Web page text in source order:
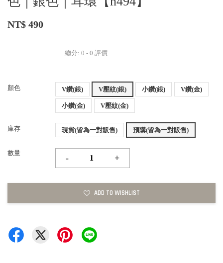
NT$ 490
總分: 0 - 0 評價
顏色 V鑽(銀) V壓紋(銀) 小鑽(銀) V鑽(金)
小鑽(金) V壓紋(金)
庫存 現貨(皆為一對販售) 預購(皆為一對販售)
數量
- +
ADD TO WISHLIST